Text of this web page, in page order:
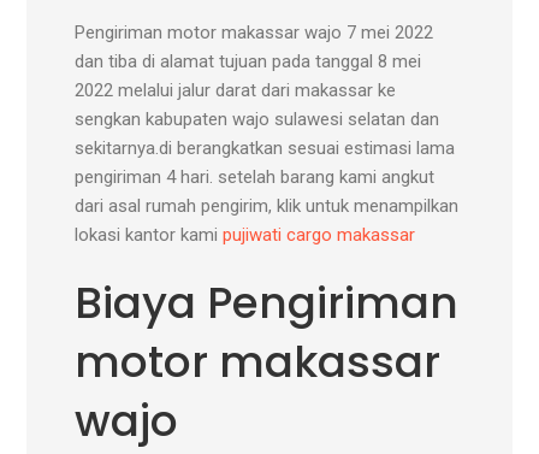
Pengiriman motor makassar wajo 7 mei 2022
dan tiba di alamat tujuan pada tanggal 8 mei
2022 melalui jalur darat dari makassar ke
sengkan kabupaten wajo sulawesi selatan dan
sekitarnya.di berangkatkan sesuai estimasi lama
pengiriman 4 hari. setelah barang kami angkut
dari asal rumah pengirim, klik untuk menampilkan
lokasi kantor kamipujiwati cargo makassar
Biaya Pengiriman
motor makassar
wajo